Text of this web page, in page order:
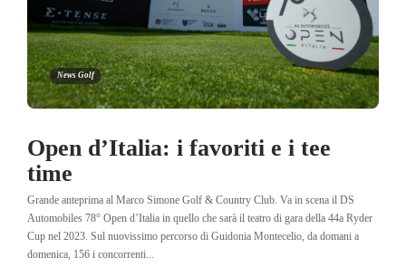
News Golf
Open d’Italia: i favoriti e i tee
time
Grande anteprima al Marco Simone Golf & Country Club. Va in scena il DS
Automobiles 78° Open d’Italia in quello che sarà il teatro di gara della 44a Ryder
Cup nel 2023. Sul nuovissimo percorso di Guidonia Montecelio, da domani a
domenica, 156 i concorrenti...